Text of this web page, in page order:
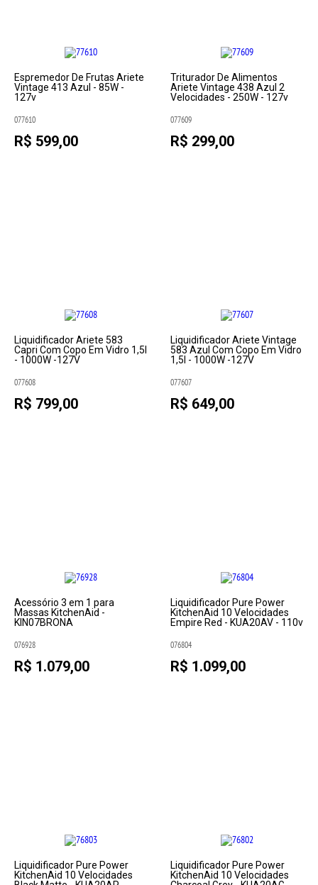
Espremedor De Frutas Ariete
Vintage 413 Azul - 85W -
127v
077610
R$ 599,00
Triturador De Alimentos
Ariete Vintage 438 Azul 2
Velocidades - 250W - 127v
077609
R$ 299,00
Liquidificador Ariete 583
Capri Com Copo Em Vidro 1,5l
- 1000W -127V
077608
R$ 799,00
Liquidificador Ariete Vintage
583 Azul Com Copo Em Vidro
1,5l - 1000W -127V
077607
R$ 649,00
Acessório 3 em 1 para
Massas KitchenAid -
KIN07BRONA
076928
R$ 1.079,00
Liquidificador Pure Power
KitchenAid 10 Velocidades
Empire Red - KUA20AV - 110v
076804
R$ 1.099,00
Liquidificador Pure Power
KitchenAid 10 Velocidades
Liquidificador Pure Power
KitchenAid 10 Velocidades